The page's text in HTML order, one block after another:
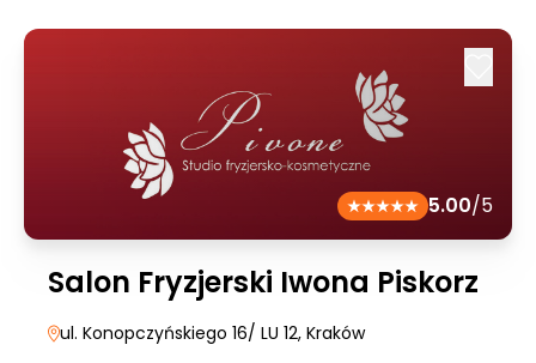
5.00/5
Salon Fryzjerski Iwona Piskorz
ul. Konopczyńskiego 16/ LU 12, Kraków